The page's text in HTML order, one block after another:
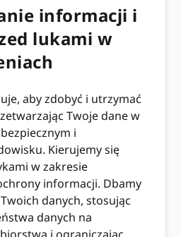
informacji i
lukami w
aby zdobyć i utrzymać
Twoje dane w
i
Kierujemy się
w zakresie
informacji. Dbamy
danych, stosując
danych na